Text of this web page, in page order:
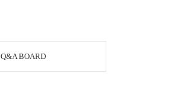
Q&A BOARD